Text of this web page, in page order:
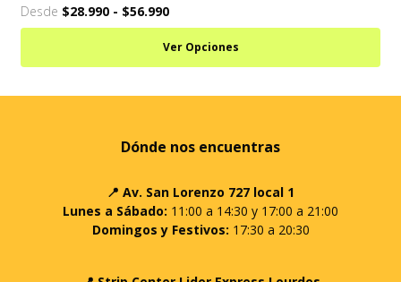
Desde $28.990 - $56.990
Ver Opciones
Dónde nos encuentras
📍 Av. San Lorenzo 727 local 1
Lunes a Sábado: 11:00 a 14:30 y 17:00 a 21:00
Domingos y Festivos: 17:30 a 20:30